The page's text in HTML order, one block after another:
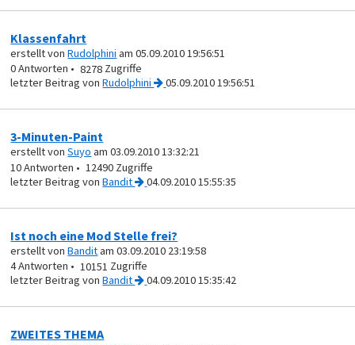
Klassenfahrt
erstellt vonRudolphini am 05.09.2010 19:56:51
0
8278
vonRudolphini 05.09.2010 19:56:51
3-Minuten-Paint
erstellt vonSuyo am 03.09.2010 13:32:21
10
12490
vonBandit 04.09.2010 15:55:35
Ist noch eine Mod Stelle frei?
erstellt vonBanditam 03.09.2010 23:19:58
4
10151
vonBandit 04.09.2010 15:35:42
ZWEITES THEMA